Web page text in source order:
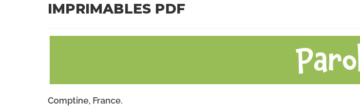
IMPRIMABLES PDF
Comptine, France.